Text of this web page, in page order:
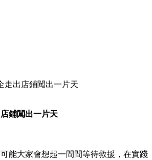
出店鋪闖出一片天
鋪闖出一片天
能大家會想起一間間等待救援，在實踐